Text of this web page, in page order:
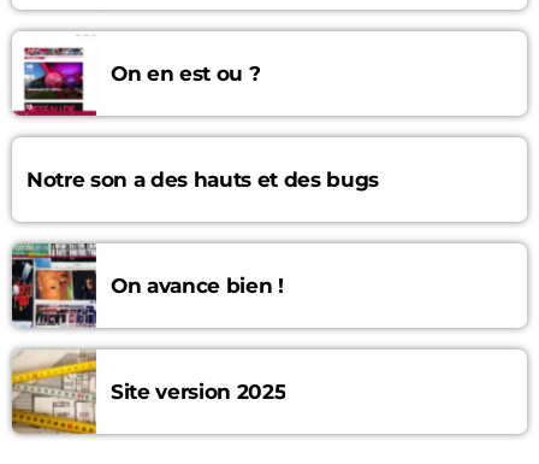
On en est ou ?
Notre son a des hauts et des bugs
On avance bien !
Site version 2025